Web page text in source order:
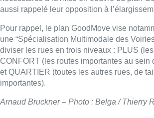
aussi rappelé leur opposition à
Pour rappel, le plan GoodMove vise
une “Spécialisation Multimodale des
diviser les rues en trois niveaux : PLUS
CONFORT (les routes importantes au sein
et QUARTIER (toutes les autres rues, de
importantes).
Arnaud Bruckner – Photo : Belga / Thierry